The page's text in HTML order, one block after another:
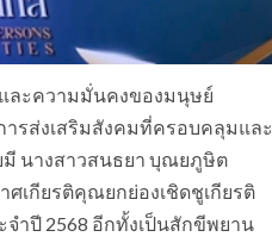
ละความมั่นคงของมนุษย์
ารส่งเสริมสังคมที่ครอบคลุมและ
มี นางสาวสนธยา บุณยภูษิต
เกียรติคุณยกย่องเชิดชูเกียรติ
ำปี 2568 อีกทั้งเป็นสักขีพยาน